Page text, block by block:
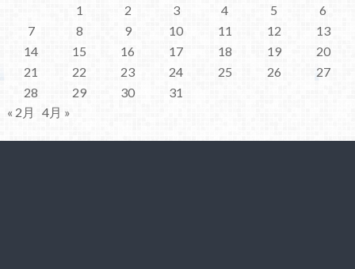
1
2 3 4 5
6
7
8 9 10 11 12
13
14
15 16 17 18 19
20
21
22 23 24 25 26
27
28
29 30
31
« 2月
4月 »